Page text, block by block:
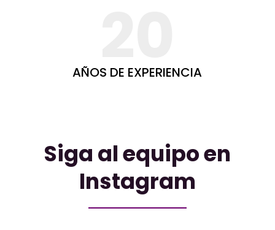
AÑOS DE EXPERIENCIA
Siga al equipo en
Instagram